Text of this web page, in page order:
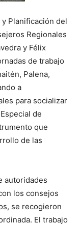
Planificación del
Regionales
y Félix
de trabajo
Palena,
a
para socializar
de
que
de las
autoridades
los consejos
se recogieron
El trabajo